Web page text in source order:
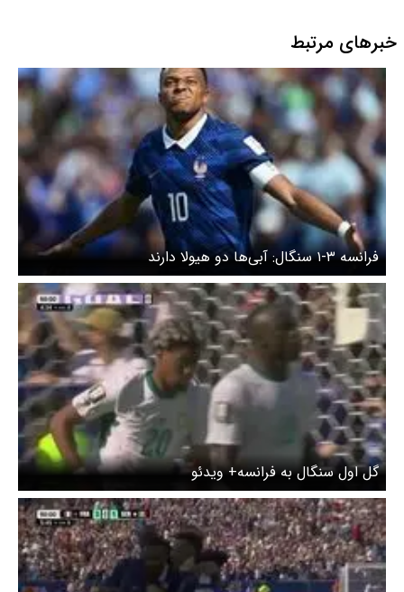
خبرهای مرتبط
فرانسه ۳-۱ سنگال: آبی‌ها دو‌ هیولا دارند
گل اول سنگال به فرانسه+ ویدئو